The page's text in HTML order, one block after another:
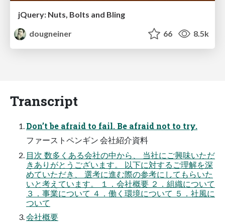
jQuery: Nuts, Bolts and Bling
dougneiner
66 8.5k
Transcript
Don’t be afraid to fail. Be afraid not to try.
ファーストペンギン 会社紹介資料
目次 数多くある会社の中から、 当社にご興味いただ
きありがとうございます。 以下に対するご理解を深
めていただき、 選考に進む際の参考にしてもらいた
いと考えています。 １．会社概要 ２．組織について
３．事業について ４．働く環境について ５．社風に
ついて
会社概要